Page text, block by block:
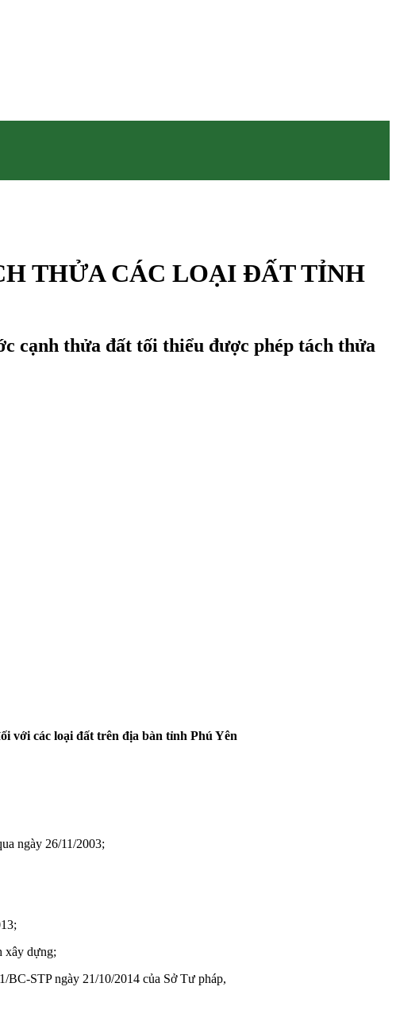
THỬA CÁC LOẠI ĐẤT TỈNH
cạnh thửa đất tối thiểu được phép tách thửa
với các loại đất trên địa bàn tỉnh Phú Yên
ngày 26/11/2003;
xây dựng;
STP ngày 21/10/2014 của Sở Tư pháp,